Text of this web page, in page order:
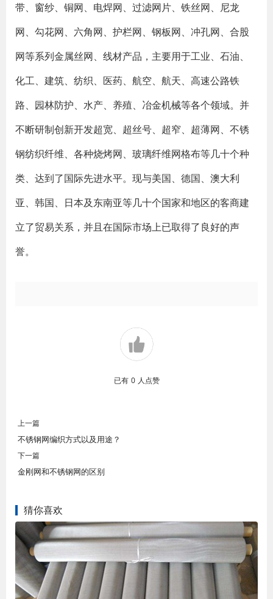
带、窗纱、铜网、电焊网、过滤网片、铁丝网、尼龙
网、勾花网、六角网、护栏网、钢板网、冲孔网、合股
网等系列金属丝网、线材产品，主要用于工业、石油、
化工、建筑、纺织、医药、航空、航天、高速公路铁
路、园林防护、水产、养殖、冶金机械等各个领域。并
不断研制创新开发超宽、超丝号、超窄、超薄网、不锈
钢纺织纤维、各种烧烤网、玻璃纤维网格布等几十个种
类、达到了国际先进水平。现与美国、德国、澳大利
亚、韩国、日本及东南亚等几十个国家和地区的客商建
立了贸易关系，并且在国际市场上已取得了良好的声
誉。
已有 0 人点赞
上一篇
不锈钢网编织方式以及用途？
下一篇
金刚网和不锈钢网的区别
猜你喜欢